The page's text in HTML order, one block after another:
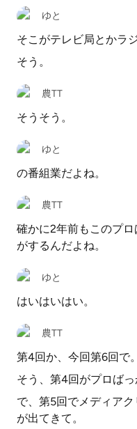
ゆと
そこがテレビ局とかラ
そう。
農TT
そうそう。
ゆと
の番組業だよね。
農TT
確かに2年前もこのプ
がするんだよね。
ゆと
はいはいはい。
農TT
第4回か、今回第6回で。
そう、第4回がプロばっ
で、第5回でメディア
が出てきて。